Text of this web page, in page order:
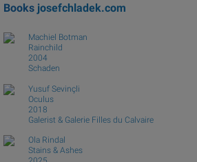
Books josefchladek.com
Machiel Botman
Rainchild
2004
Schaden
Yusuf Sevinçli
Oculus
2018
Galerist & Galerie Filles du Calvaire
Ola Rindal
Stains & Ashes